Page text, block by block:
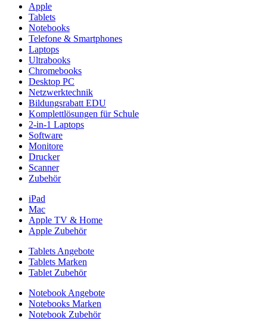
Apple
Tablets
Notebooks
Telefone & Smartphones
Laptops
Ultrabooks
Chromebooks
Desktop PC
Netzwerktechnik
Bildungsrabatt EDU
Komplettlösungen für Schule
2-in-1 Laptops
Software
Monitore
Drucker
Scanner
Zubehör
iPad
Mac
Apple TV & Home
Apple Zubehör
Tablets Angebote
Tablets Marken
Tablet Zubehör
Notebook Angebote
Notebooks Marken
Notebook Zubehör